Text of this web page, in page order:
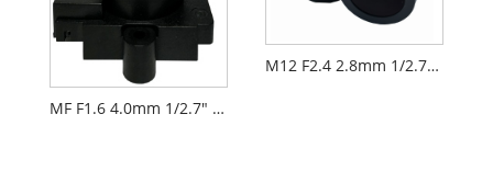
MF F1.6 4.0mm 1/2.7" M12 FPV 드론 카메라 렌즈 PL066
M12 F2.4 2.8mm 1/2.7" 보안 CCTV AIoT 렌즈